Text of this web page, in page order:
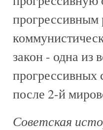
прогрессивным
закон - одна из
после 2-й
Советская